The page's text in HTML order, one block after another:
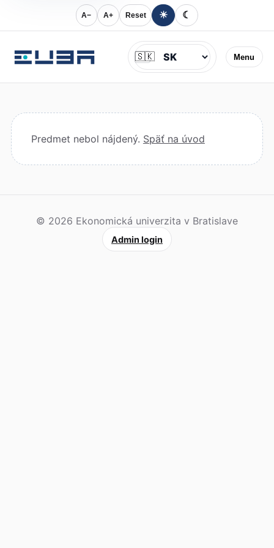
A− A+ Reset ☀ ☾
Menu
Jazyk
🇸🇰
Predmet nebol nájdený. Späť na úvod
© 2026 Ekonomická univerzita v Bratislave
Admin login